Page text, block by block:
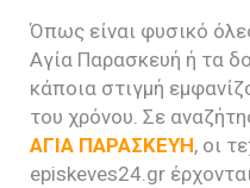
Όπως είναι φυσικό
Αγία Παρασκευή ή τα
κάποια στιγμή
του χρόνου. Σε
ΑΓΙΑ ΠΑΡΑΣΚΕΥΗ, οι
episkeves24.gr